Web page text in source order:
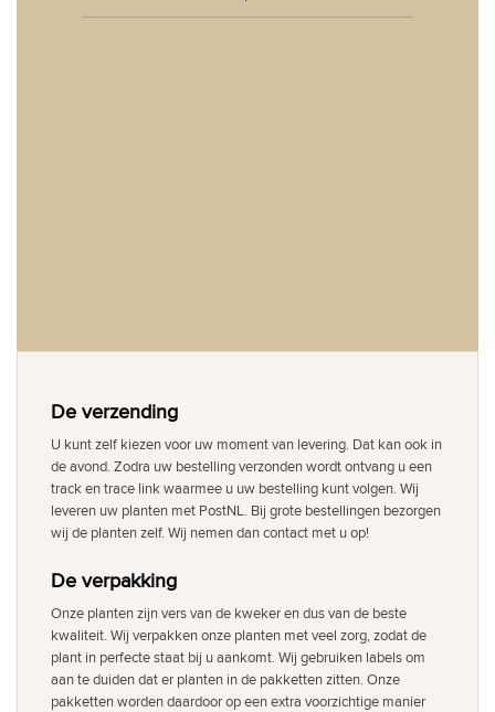
De verzending
U kunt zelf kiezen voor uw moment van levering. Dat kan ook in
de avond. Zodra uw bestelling verzonden wordt ontvang u een
track en trace link waarmee u uw bestelling kunt volgen. Wij
leveren uw planten met PostNL. Bij grote bestellingen bezorgen
wij de planten zelf. Wij nemen dan contact met u op!
De verpakking
Onze planten zijn vers van de kweker en dus van de beste
kwaliteit. Wij verpakken onze planten met veel zorg, zodat de
plant in perfecte staat bij u aankomt. Wij gebruiken labels om
aan te duiden dat er planten in de pakketten zitten. Onze
pakketten worden daardoor op een extra voorzichtige manier